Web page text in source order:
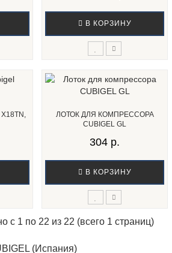
В КОРЗИНУ
ЛОТОК ДЛЯ КОМПРЕССОРА
CUBIGEL GL
304 р.
В КОРЗИНУ
с 1 по 22 из 22 (всего 1 страниц)